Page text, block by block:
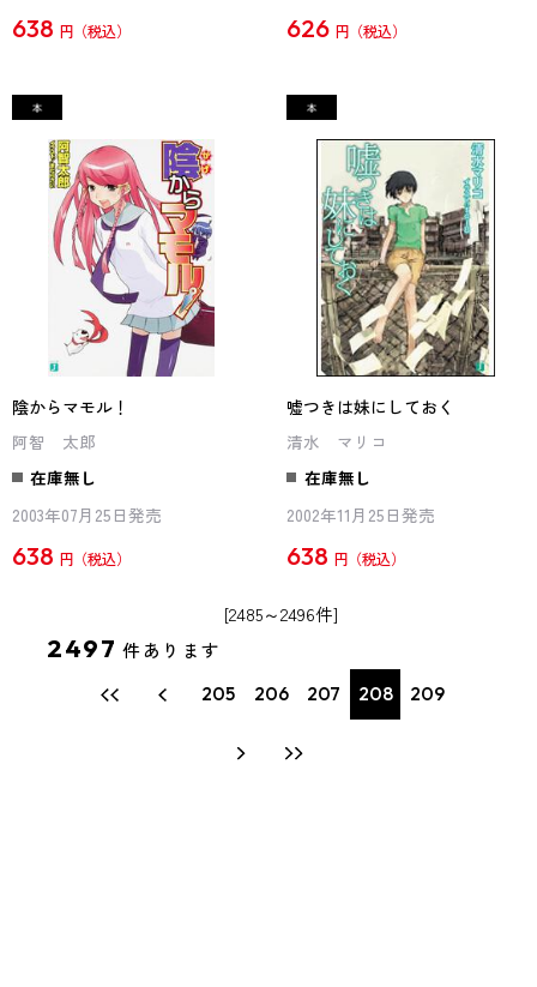
638 円 626 円
陰からマモル！
阿智 太郎
在庫無し
2003年07月25日発売
638 円
嘘つきは妹にしておく
清水 マリコ
在庫無し
2002年11月25日発売
638 円
[2485～2496件]
2497 件あります
205 206 207 208 209